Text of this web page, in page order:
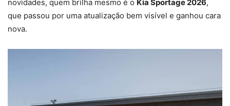
novidades, quem brilha mesmo é o Kia Sportage 2026,
que passou por uma atualização bem visível e ganhou cara
nova.